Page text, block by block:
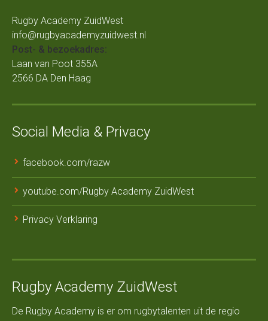
Rugby Academy ZuidWest
info@rugbyacademyzuidwest.nl
Post- & bezoekadres:
Laan van Poot 355A
2566 DA Den Haag
Social Media & Privacy
facebook.com/razw
youtube.com/Rugby Academy ZuidWest
Privacy Verklaring
Rugby Academy ZuidWest
De Rugby Academy is er om rugbytalenten uit de regio